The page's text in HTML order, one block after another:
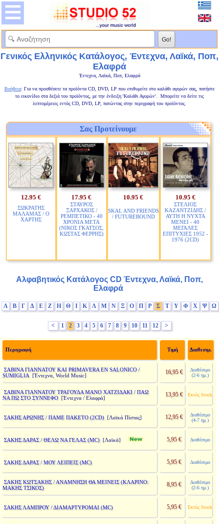
Γενικός Ελληνικός Κατάλογος, Έντεχνα, Λαϊκά, Ποπ,
Ελαφρά
Έντεχνα, Λαϊκά, Ποπ, Ελαφρά
Βοήθεια: Για να προσθέσετε τα προϊόντα CD, DVD, LP που επιθυμείτε στο καλάθι αγορών σας, πατήστε
το εικονίδιο στα δεξιά του προϊόντος, με την ένδειξη 'Καλάθι Αγορών'. Μπορείτε να δείτε τις
λεπτομέρειες εντός CD, DVD, LP, πατώντας στην περιγραφή του προϊόντος.
Σας Προτείνουμε
12.95 €
ΣΩΚΡΑΤΗΣ
ΜΑΛΑΜΑΣ / Ο
ΧΑΡΤΗΣ
17.95 €
ΣΤΑΥΡΟΣ
ΞΑΡΧΑΚΟΣ /
ΡΕΜΠΕΤΙΚΟ - 40
ΧΡΟΝΙΑ ΜΕΤΑ
(ΝΙΚΟΣ ΓΚΑΤΣΟΣ,
ΚΩΣΤΑΣ ΦΕΡΡΗΣ)
10.95 €
SKAL AND FRIENDS
/ FUTUREBOUND
10.95 €
ΣΤΕΛΙΟΣ
ΚΑΖΑΝΤΖΙΔΗΣ /
ΑΥΤΗ Η ΝΥΧΤΑ
ΜΕΝΕΙ - 40
ΜΕΓΑΛΕΣ
ΕΠΙΤΥΧΙΕΣ 1952 -
1976 (2CD)
Αλφαβητικός Κατάλογος CD Έντεχνα, Λαϊκά, Ποπ,
Ελαφρά
Α Β Γ Δ Ε Ζ Η Θ Ι Κ Λ Μ Ν Ξ Ο Π Ρ Σ Τ Υ Φ Χ Ψ Ω
< 1 2 3 4 5 6 7 8 9 10 11 12 >
Περιγραφή Τιμή Διαθεσιμ.
ΣΑΒΙΝΑ ΓΙΑΝΝΑΤΟΥ ΚΑΙ PRIMAVERA EN SALONICO /
SUMIGLIA [Έντεχνα, World Music]
16,95 €
Διαθέσιμο
(2-6 ημ.)
ΣΑΒΙΝΑ ΓΙΑΝΝΑΤΟΥ ΤΡΑΓΟΥΔΑ ΜΑΝΟ ΧΑΤΖΙΔΑΚΙ / ΠΑΩ
ΝΑ ΠΩ ΣΤΟ ΣΥΝΝΕΦΟ[Έντεχνα / Ελαφρά]
13,95 € Εκτός Stock
ΣΑΚΗΣ ΑΡΩΝΗΣ / ΠΑΜΕ ΠΑΚΕΤΟ (2CD)[Λαϊκά Πίστας] 12,95 €
Διαθέσιμο
(4-7 ημ.)
ΣΑΚΗΣ ΔΑΡΑΣ / ΘΕΛΩ ΝΑ ΓΕΛΑΣ (MC)[Λαϊκά] 5,95 € Διαθέσιμο
ΣΑΚΗΣ ΔΑΡΑΣ / ΜΟΥ ΛΕΙΠΕΙΣ (MC) 5,95 € Διαθέσιμο
ΣΑΚΗΣ ΚΩΤΣΑΚΗΣ / ΑΝΑΜΝΗΣΗ ΘΑ ΜΕΙΝΕΙΣ (ΚΛΑΡΙΝΟ:
ΜΑΚΗΣ ΤΣΙΚΟΣ)
8,95 €
Διαθέσιμο
(2-6 ημ.)
ΣΑΚΗΣ ΛΑΜΠΡΟΥ / ΔΙΑΜΑΡΤΥΡΟΜΑΙ (MC) 5,95 € Εκτός Stock